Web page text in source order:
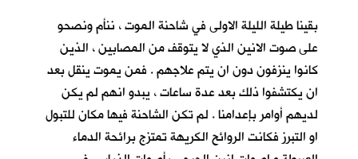
بقينا طيلة الليلة الاولى في شاحنة الموت ، ننأم ونصحو
على صوت الانين الذي لا يتوقف من المصابين ، الذين
كانوا ينزفون دون ان يتم علاجهم . فمن يموت ينقل بعد
ان يكتشفوا ذلك بعد عدة ساعات ، يبدو انهم لم يكن
لديهم أوامر بإعدامنا . لم تكن الشاحنة فيها مكان للتبول
او التبرز فكانت الروائح الكريهة تمتزج برائحة الدماء